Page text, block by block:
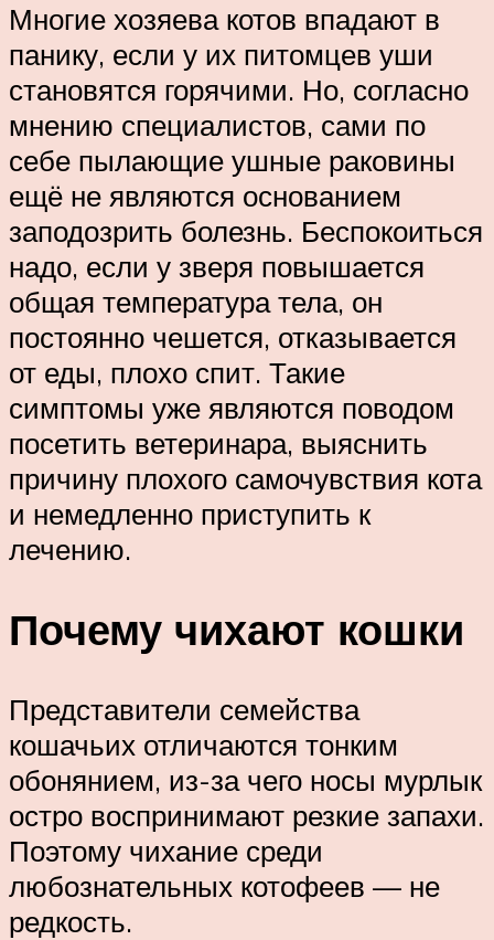
Многие хозяева котов впадают в
панику, если у их питомцев уши
становятся горячими. Но, согласно
мнению специалистов, сами по
себе пылающие ушные раковины
ещё не являются основанием
заподозрить болезнь. Беспокоиться
надо, если у зверя повышается
общая температура тела, он
постоянно чешется, отказывается
от еды, плохо спит. Такие
симптомы уже являются поводом
посетить ветеринара, выяснить
причину плохого самочувствия кота
и немедленно приступить к
лечению.
Почему чихают кошки
Представители семейства
кошачьих отличаются тонким
обонянием, из-за чего носы мурлык
остро воспринимают резкие запахи.
Поэтому чихание среди
любознательных котофеев — не
редкость.